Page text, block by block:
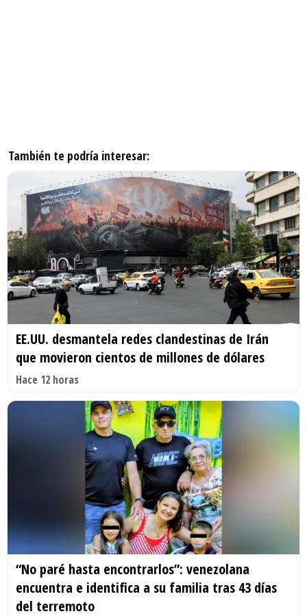
También te podría interesar:
EE.UU. desmantela redes clandestinas de Irán
que movieron cientos de millones de dólares
Hace 12 horas
“No paré hasta encontrarlos”: venezolana
encuentra e identifica a su familia tras 43 días
del terremoto